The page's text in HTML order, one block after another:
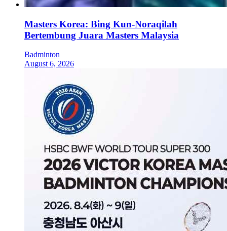
Masters Korea: Bing Kun-Noraqilah
Bertembung Juara Masters Malaysia
Badminton
August 6, 2026